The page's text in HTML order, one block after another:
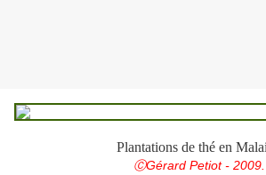
Plantations de thé en
ⒸGérard Petiot - 2009.